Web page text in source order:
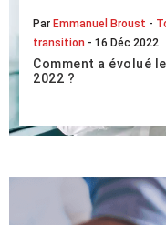
Par Emmanuel Broust -
transition - 16 Déc 2022
Comment a évolué
2022 ?
marché du
LIRE